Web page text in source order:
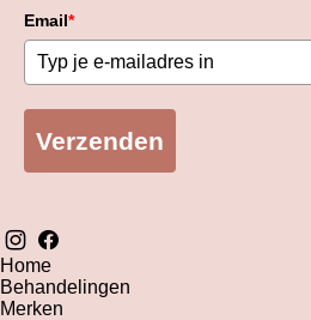
Email*
Verzenden
Home
Behandelingen
Merken